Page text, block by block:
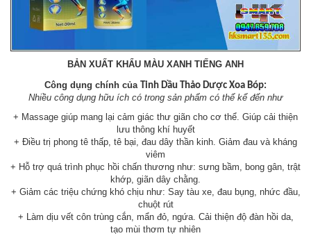
BẢN XUẤT KHẨU MÀU XANH TIẾNG ANH
Công dụng chính của Tinh Dầu Thảo Dược Xoa Bóp:
Nhiều công dụng hữu ích có trong sản phẩm có thể kể đến như
+ Massage giúp mang lại cảm giác thư giãn cho cơ thể. Giúp cải thiện
lưu thông khí huyết
+ Điều trị phong tê thấp, tê bại, đau dây thần kinh. Giảm đau và kháng
viêm
+ Hỗ trợ quá trình phục hồi chấn thương như: sưng bầm, bong gân, trật
khớp, giãn dây chằng.
+ Giảm các triệu chứng khó chịu như: Say tàu xe, đau bụng, nhức đầu,
chuột rút
+ Làm dịu vết côn trùng cắn, mẩn đỏ, ngứa. Cải thiện độ đàn hồi da,
tạo mùi thơm tự nhiên